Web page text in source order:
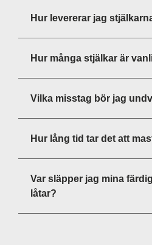
Hur levererar jag
Hur många stjälkar är
Vilka misstag bör jag
Hur lång tid tar det att
Var släpper jag mina
låtar?